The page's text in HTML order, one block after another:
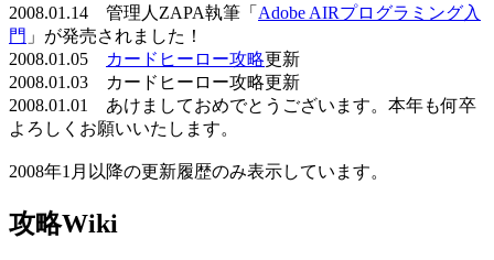
2008.01.14 管理人ZAPA執筆「 Adobe AIRプログラミング入
門 」が発売されました！
2008.01.05
カードヒーロー攻略更新
2008.01.03 カードヒーロー攻略更新
2008.01.01 あけましておめでとうございます。本年も何卒
よろしくお願いいたします。
2008年1月以降の更新履歴のみ表示しています。
攻略Wiki